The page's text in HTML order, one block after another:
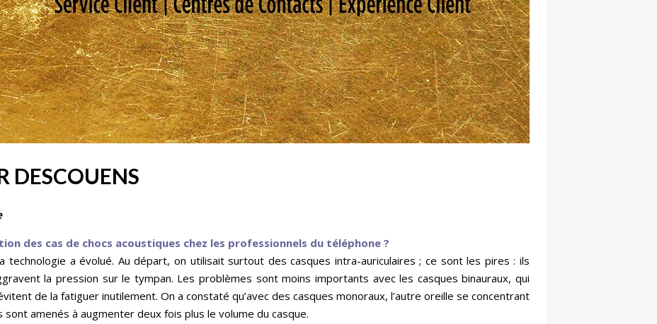
DESCOUENS
des cas de chocs acoustiques chez les professionnels du téléphone ?
technologie a évolué. Au départ, on utilisait surtout des casques intra-auriculaires ; ce sont les pires : ils
la pression sur le tympan. Les problèmes sont moins importants avec les casques binauraux, qui
de la fatiguer inutilement. On a constaté qu’avec des casques monoraux, l’autre oreille se concentrant
amenés à augmenter deux fois plus le volume du casque.